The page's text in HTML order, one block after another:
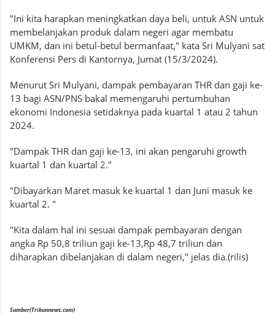
"Ini kita harapkan meningkatkan daya beli, untuk ASN untuk
membelanjakan produk dalam negeri agar membatu
UMKM, dan ini betul-betul bermanfaat," kata Sri Mulyani sat
Konferensi Pers di Kantornya, Jumat (15/3/2024).
Menurut Sri Mulyani, dampak pembayaran THR dan gaji ke-
13 bagi ASN/PNS bakal memengaruhi pertumbuhan
ekonomi Indonesia setidaknya pada kuartal 1 atau 2 tahun
2024.
"Dampak THR dan gaji ke-13, ini akan pengaruhi growth
kuartal 1 dan kuartal 2."
"Dibayarkan Maret masuk ke kuartal 1 dan Juni masuk ke
kuartal 2. "
"Kita dalam hal ini sesuai dampak pembayaran dengan
angka Rp 50,8 triliun gaji ke-13,Rp 48,7 triliun dan
diharapkan dibelanjakan di dalam negeri," jelas dia.(rilis)
Sumber(Tribunnews.com)